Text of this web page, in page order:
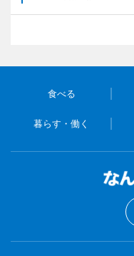
食べる
暮らす・働く